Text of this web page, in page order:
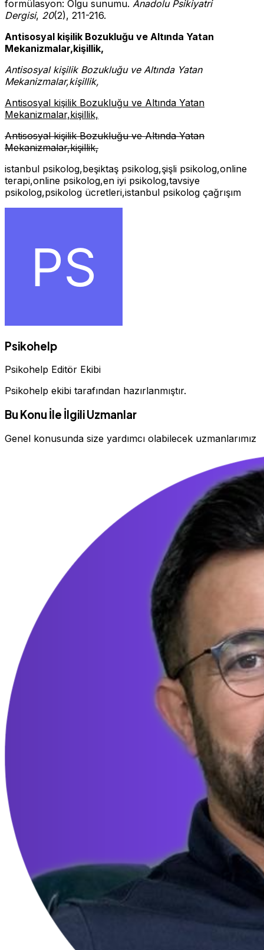
formülasyon: Olgu sunumu. Anadolu Psikiyatri
Dergisi, 20(2), 211-216.
Antisosyal kişilik Bozukluğu ve Altında Yatan
Mekanizmalar,kişillik,
Antisosyal kişilik Bozukluğu ve Altında Yatan
Mekanizmalar,kişillik,
Antisosyal kişilik Bozukluğu ve Altında Yatan
Mekanizmalar,kişillik,
Antisosyal kişilik Bozukluğu ve Altında Yatan
Mekanizmalar,kişillik,
istanbul psikolog,beşiktaş psikolog,şişli psikolog,online
terapi,online psikolog,en iyi psikolog,tavsiye
psikolog,psikolog ücretleri,istanbul psikolog çağrışım
Psikohelp
Psikohelp Editör Ekibi
Psikohelp ekibi tarafından hazırlanmıştır.
Bu Konu İle İlgili Uzmanlar
Genel konusunda size yardımcı olabilecek uzmanlarımız